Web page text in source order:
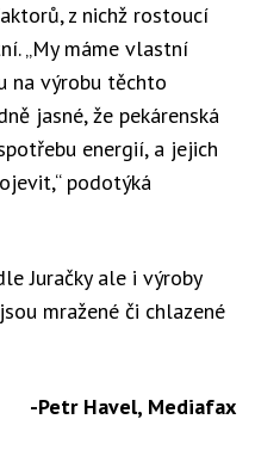
z nichž rostoucí
„My máme vlastní
na výrobu těchto
jasné, že pekárenská
energií, a jejich
podotýká
Juračky ale i výroby
mražené či chlazené
-Petr Havel, Mediafax